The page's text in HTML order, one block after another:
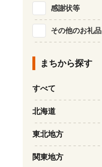
感謝状等
その他のお礼品
まちから探す
すべて
北海道
東北地方
関東地方